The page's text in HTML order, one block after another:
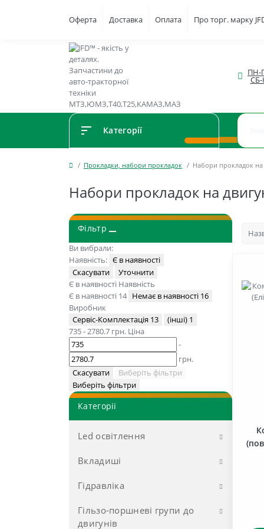
Оферта Доставка Оплата Про торг. марку
ПН-
СБ-
Категорії
Прокладки, набори прокладок Набори прокладок на
Набори прокладок на
Фільтр
Ви вибрали:
Наявність: Є в наявності
Скасувати
Уточнити
Є в наявності Наявність
Є в наявності 14 Немає в наявності 16
Виробник
Сервіс-Комплектація 13 (інші) 1
735-2780.7 грн. Ціна
-
грн.
Скасувати
Виберіть фільтри
Виберіть фільтри
Категорії
Led освітлення
LED Лампочки, Ліхтарі
Розпродаж LED лампочки
Вкладиші
до двигунів Д-37 (Д-144)
до двигунів Д-65 (ЮМЗ)
Гідравліка
Муфти, перехідники
Гільзо-поршневі групи до
двигунів